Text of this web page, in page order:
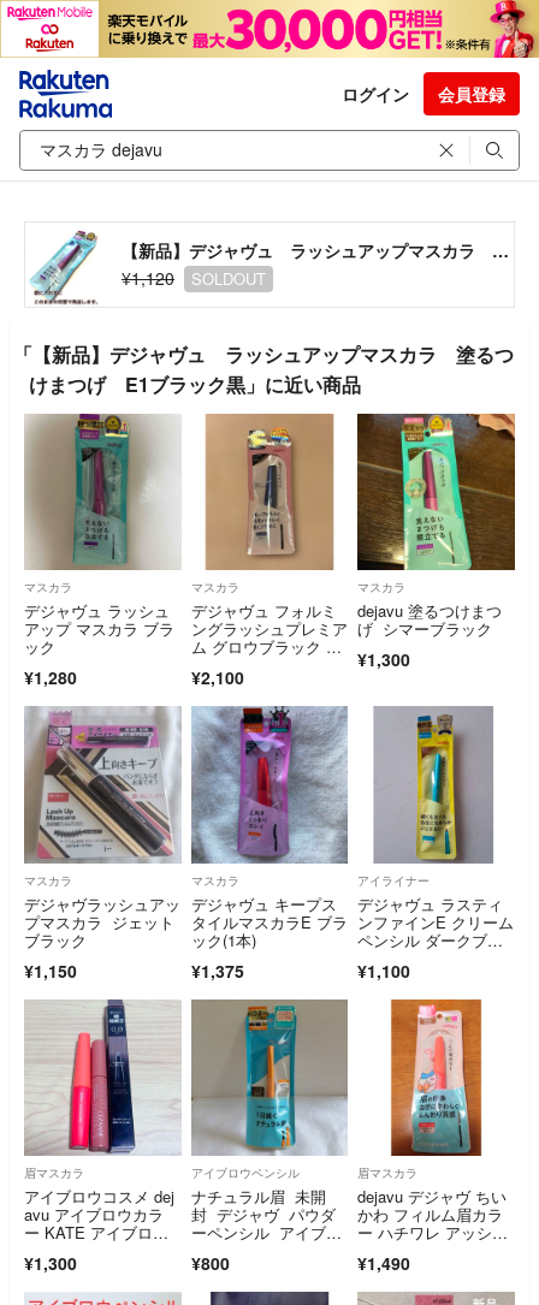
ログイン 会員登録
【新品】デジャヴュ ラッシュアップマスカラ 塗るつけまつげ E1ブラック黒
¥1,120
SOLDOUT
「【新品】デジャヴュ ラッシュアップマスカラ 塗るつ
けまつげ E1ブラック黒」に近い商品
マスカラ
デジャヴュ ラッシュ
アップ マスカラ ブラ
ック
¥1,280
マスカラ
デジャヴュ フォルミ
ングラッシュプレミア
ム グロウブラック dej
¥2,100
マスカラ
dejavu 塗るつけまつ
げ シマーブラック
¥1,300
マスカラ
デジャヴラッシュアッ
プマスカラ ジェット
ブラック
¥1,150
マスカラ
デジャヴュ キープス
タイルマスカラE ブラ
ック(1本)
¥1,375
アイライナー
デジャヴュ ラスティ
ンファインE クリーム
ペンシル ダークブラ
¥1,100
眉マスカラ
アイブロウコスメ dej
avu アイブロウカラ
ー KATE アイブロウ
ム0.8 ナチュラルブラ
ウン おまけ付き
¥1,300
アイブロウペンシル
ナチュラル眉 未開
封 デジャヴ パウダ
ーペンシル アイブロ
フ
¥800
眉マスカラ
dejavu デジャヴ ちい
かわ フィルム眉カラ
ー ハチワレ アッシュ
¥1,490